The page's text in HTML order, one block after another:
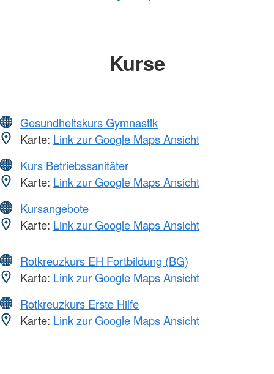
Kurse
Gesundheitskurs Gymnastik
Karte: Link zur Google Maps Ansicht
Kurs Betriebssanitäter
Karte: Link zur Google Maps Ansicht
Kursangebote
Karte: Link zur Google Maps Ansicht
Rotkreuzkurs EH Fortbildung (BG)
Karte: Link zur Google Maps Ansicht
Rotkreuzkurs Erste Hilfe
Karte: Link zur Google Maps Ansicht